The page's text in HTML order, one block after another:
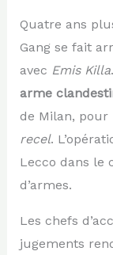
Quatre ans
Gang se fait
avec Emis Killa
arme
de Milan, pour
recel.
Lecco dans le
d’armes.
Les chefs
jugements